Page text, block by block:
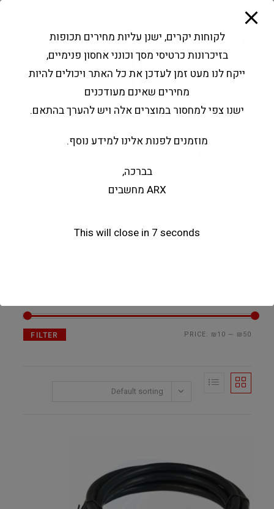
פתח סרגל נגישות
Products
search
החשבון שלי בקשה להצעה
Products
>
GOLDTOUCH
FILTER PRICE: ₪10 — ₪50
Default sorting
לקוחות יקרים, ישנן עליות מחירים תכופות
בזיכרונות כרטיסי מסך וכונני אחסון פנימיים,
ייקח לנו מעט זמן לעדכן את כל האתר ויכולים להיות
מחירים שאינם מעודכנים
ישנו צפי למחסור במוצרים אלה ויש להערך בהתאם.
מוזמנים לפנות אלינו למידע נוסף.
בברכה,
ARX מחשבים
This will close in 6 seconds